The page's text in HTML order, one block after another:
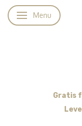
Skifte navigation
Menu
Gratis